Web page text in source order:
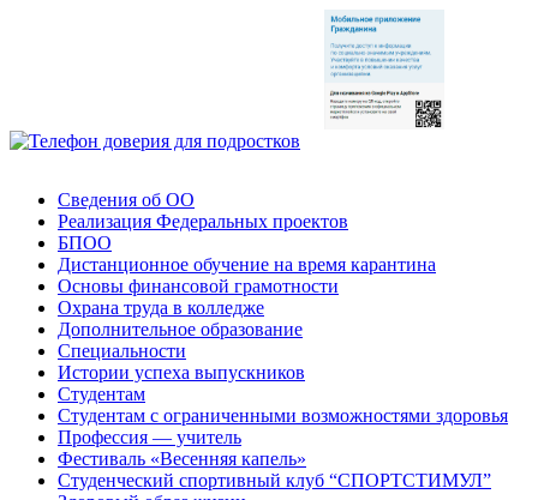
Сведения об ОО
Реализация Федеральных проектов
БПОО
Дистанционное обучение на время карантина
Основы финансовой грамотности
Охрана труда в колледже
Дополнительное образование
Специальности
Истории успеха выпускников
Студентам
Студентам с ограниченными возможностями здоровья
Профессия — учитель
Фестиваль «Весенняя капель»
Студенческий спортивный клуб “СПОРТСТИМУЛ”